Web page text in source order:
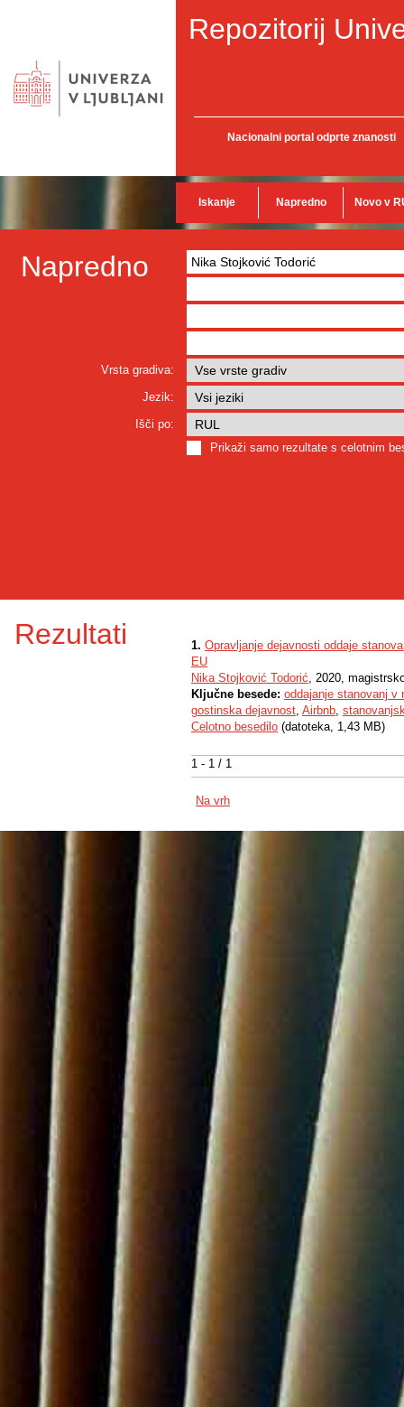
Repozitorij
Nacionalni portal odprte znanosti
Iskanje Napredno Novo v
Napredno
Vrsta gradiva:
Jezik:
Išči po:
Prikaži samo rezultate s celotnim
Rezultati
1 - 1 / 1
1. Opravljanje dejavnosti oddaje
EU
Nika Stojković Todorić, 2020,
Ključne besede: oddajanje stanovanj v
gostinska dejavnost, Airbnb,
Celotno besedilo (datoteka, 1,43 MB)
Na vrh